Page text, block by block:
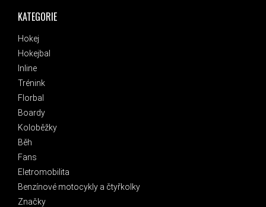
KATEGORIE
Hokej
Hokejbal
Inline
Trénink
Florbal
Boardy
Koloběžky
Běh
Fans
Eletromobilita
Benzínové motocykly a čtyřkolky
Značky